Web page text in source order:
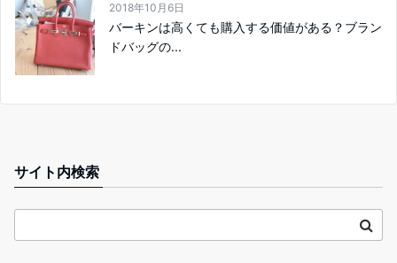
2018年10月6日
バーキンは高くても購入する価値がある？ブラン
ドバッグの...
サイト内検索